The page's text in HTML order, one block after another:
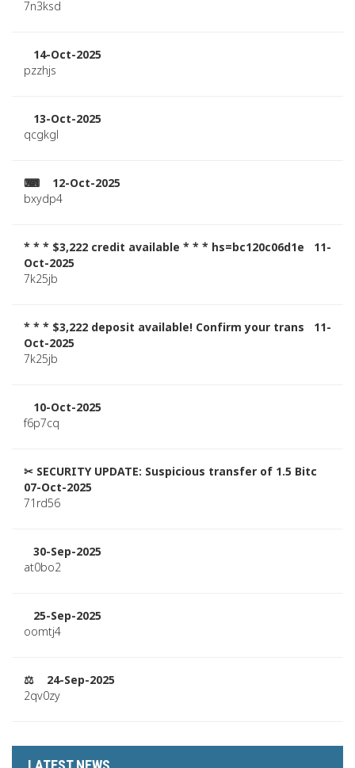
7n3ksd
14-Oct-2025
pzzhjs
13-Oct-2025
qcgkgl
⌨ 12-Oct-2025
bxydp4
* * * $3,222 credit available * * * hs=bc120c06d1e 11-
Oct-2025
7k25jb
* * * $3,222 deposit available! Confirm your trans 11-
Oct-2025
7k25jb
10-Oct-2025
f6p7cq
✂ SECURITY UPDATE: Suspicious transfer of 1.5 Bitc
07-Oct-2025
71rd56
30-Sep-2025
at0bo2
25-Sep-2025
oomtj4
⚖ 24-Sep-2025
2qv0zy